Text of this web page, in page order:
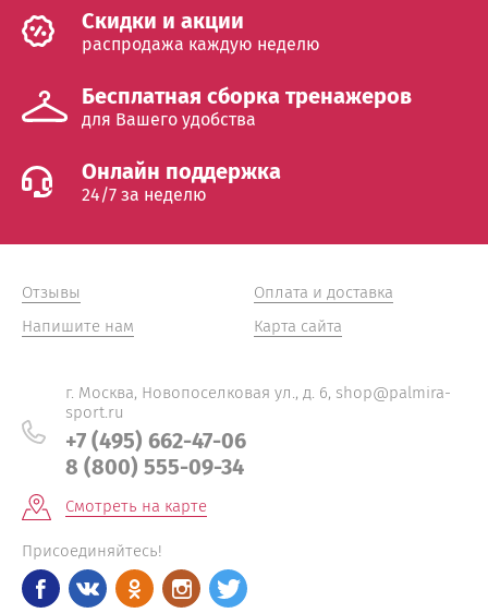
Cкидки и акции
распродажа каждую неделю
Бесплатная сборка тренажеров
для Вашего удобства
Онлайн поддержка
24/7 за неделю
Отзывы
Напишите нам
Оплата и доставка
Карта сайта
г. Москва, Новопоселковая ул., д. 6, shop@palmira-
sport.ru
+7 (495) 662-47-06
8 (800) 555-09-34
Смотреть на карте
Присоединяйтесь!